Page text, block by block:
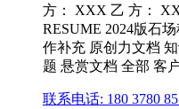
方： XXX 乙 方：
RESUME 2024版石
作补充 原创力文档
题 悬赏文档 全部 客
联系电话: 180 3780